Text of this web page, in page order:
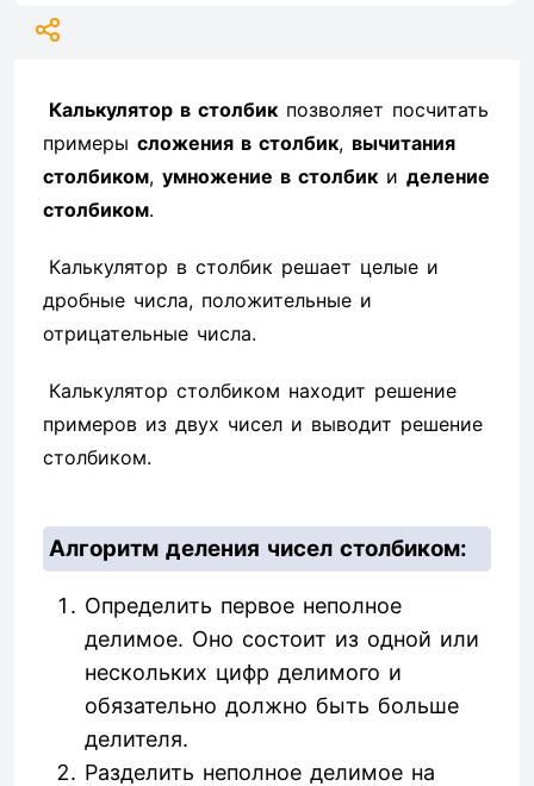
Калькулятор в столбик позволяет посчитать
примеры сложения в столбик, вычитания
столбиком, умножение в столбик и деление
столбиком.
Калькулятор в столбик решает целые и
дробные числа, положительные и
отрицательные числа.
Калькулятор столбиком находит решение
примеров из двух чисел и выводит решение
столбиком.
Алгоритм деления чисел столбиком:
Определить первое неполное
делимое. Оно состоит из одной или
нескольких цифр делимого и
обязательно должно быть больше
делителя.
Разделить неполное делимое на